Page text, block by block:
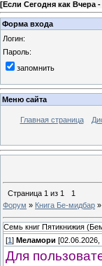
[Если Сегодня как Вчера -
Форма входа
Логин:
Пароль:
запомнить
Меню сайта
Главная страница
Страница 1 из 1
1
Форум » Книга Бе-мидбар »
Семь книг Пятикнижия
[1 ] Меламори [02.06.2026,
Для